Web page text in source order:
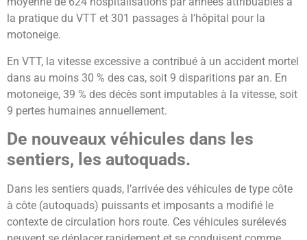
la pratique du VTT et 301 passages à l’hôpital pour la
motoneige.
En VTT, la vitesse excessive a contribué à un accident mortel
dans au moins 30 % des cas, soit 9 disparitions par an. En
motoneige, 39 % des décès sont imputables à la vitesse, soit
9 pertes humaines annuellement.
De nouveaux véhicules dans les
sentiers, les autoquads.
Dans les sentiers quads, l’arrivée des véhicules de type côte
à côte (autoquads) puissants et imposants a modifié le
contexte de circulation hors route. Ces véhicules surélevés